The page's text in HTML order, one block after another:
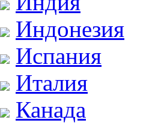
Индонезия
Испания
Италия
Канада